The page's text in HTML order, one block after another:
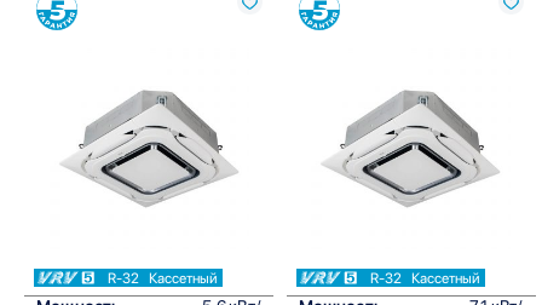
Сравнить
R-32 Кассетный
Сравнить
R-32 Кассетный